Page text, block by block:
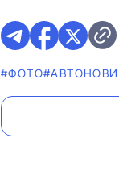
#ФОТО